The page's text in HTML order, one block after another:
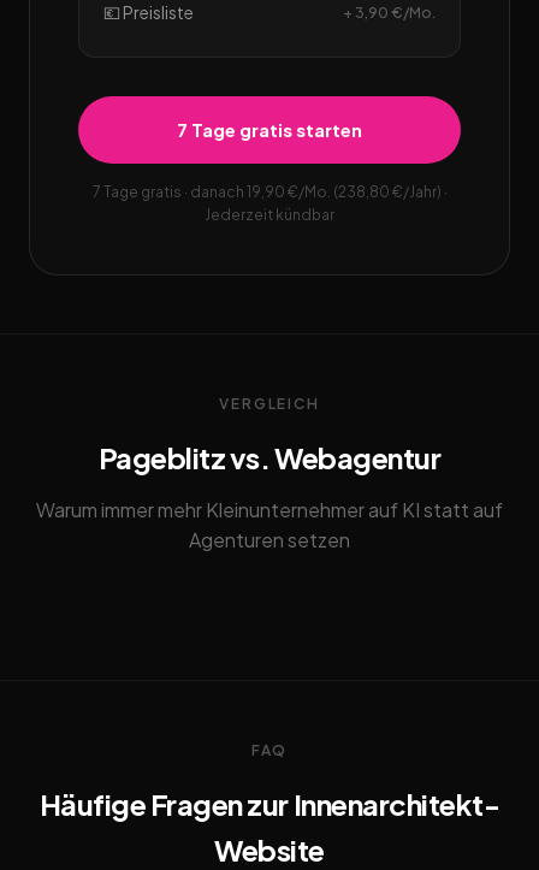
💶 Preisliste + 3,90 €/Mo.
7 Tage gratis starten
7 Tage gratis · danach 19,90 €/Mo. (238,80 €/Jahr) ·
Jederzeit kündbar
VERGLEICH
Pageblitz vs. Webagentur
Warum immer mehr Kleinunternehmer auf KI statt auf
Agenturen setzen
FAQ
Häufige Fragen zur Innenarchitekt-
Website